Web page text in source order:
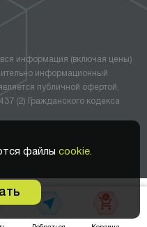
0
файлы cookie.
информация (включая цены)
информационный
публичной офертой,
(2) Гражданского кодекса